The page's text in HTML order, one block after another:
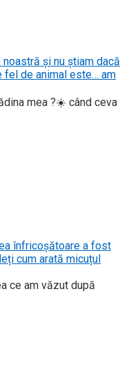
și nu știam dacă
fel de animal este… am
mea ?☀️ când ceva
înfricoșătoare a fost
cum arată micuțul
ce am văzut după